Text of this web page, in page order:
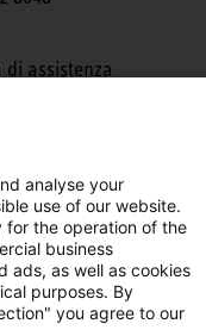
assistenza
Instagram
analyse your
use of our website.
for the operation of the
business
ads, as well as cookies
purposes. By
you agree to our